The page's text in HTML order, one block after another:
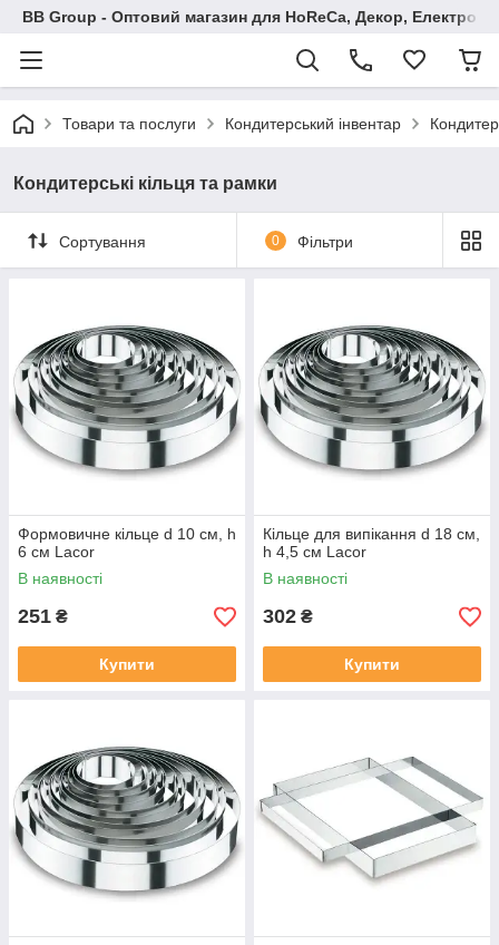
BB Group - Оптовий магазин для HoReCa, Декор,
Товари та послуги Кондитерський інвентар
Кондитерські кільця та рамки
Сортування 0 Фільтри
Формовичне кільце d 10 см, h
6 см Lacor
В наявності
251 ₴
Купити
Кільце для випікання d 18 см,
h 4,5 см Lacor
В наявності
302 ₴
Купити